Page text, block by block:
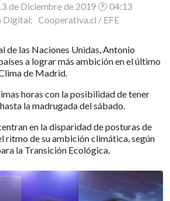
de Diciembre de 2019 🕐 04:13
Digital: Cooperativa.cl / EFE
de las Naciones Unidas, Antonio
a lograr más ambición en el último
de Madrid.
horas con la posibilidad de tener
la madrugada del sábado.
en la disparidad de posturas de
ritmo de su ambición climática, según
la Transición Ecológica.